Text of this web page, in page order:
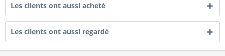
Les clients ont aussi acheté
Les clients ont aussi regardé